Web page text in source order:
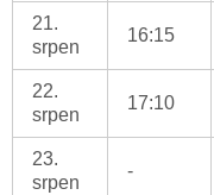
21.
srpen
16:15
22.
srpen
17:10
23.
srpen
-